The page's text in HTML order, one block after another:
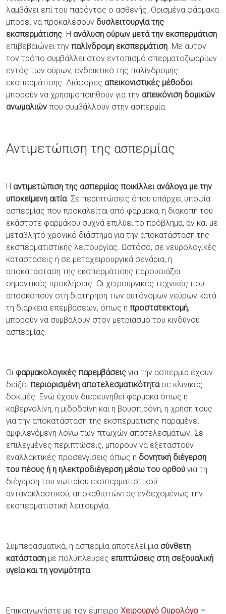
λαμβάνει επί του παρόντος ο ασθενής. Ορισμένα φάρμακα
μπορεί να προκαλέσουν δυσλειτουργία της
εκσπερμάτισης . Η ανάλυση ούρων μετά την εκσπερμάτιση
επιβεβαιώνει την παλίνδρομη εκσπερμάτιση . Με αυτόν
τον τρόπο συμβάλλει στον εντοπισμό σπερματοζωαρίων
εντός των ούρων, ενδεικτικό της παλίνδρομης
εκσπερμάτισης. Διάφορες απεικονιστικές μέθοδοι
μπορούν να χρησιμοποιηθούν για την απεικόνιση δομικών
ανωμαλιών που συμβάλλουν στην ασπερμία.
Αντιμετώπιση της ασπερμίας
Η αντιμετώπιση της ασπερμίας ποικίλλει ανάλογα με την
υποκείμενη αιτία. Σε περιπτώσεις όπου υπάρχει υποψία
ασπερμίας που προκαλείται από φάρμακα, η διακοπή του
εκάστοτε φαρμάκου συχνά επιλύει το πρόβλημα, αν και με
μεταβλητό χρονικό διάστημα για την αποκατάσταση της
εκσπερματιστικής λειτουργίας. Ωστόσο, σε νευρολογικές
καταστάσεις ή σε μεταχειρουργικά σενάρια, η
αποκατάσταση της εκσπερμάτισης παρουσιάζει
σημαντικές προκλήσεις. Οι χειρουργικές τεχνικές που
αποσκοπούν στη διατήρηση των αυτόνομων νεύρων κατά
τη διάρκεια επεμβάσεων, όπως η προστατεκτομή,
μπορούν να συμβάλουν στον μετριασμό του κινδύνου
ασπερμίας.
Οι φαρμακολογικές παρεμβάσεις για την ασπερμία έχουν
δείξει περιορισμένη αποτελεσματικότητασε κλινικές
δοκιμές. Ενώ έχουν διερευνηθεί φάρμακα όπως η
καβεργολίνη, η μιδοδρίνη και η βουσπιρόνη, η χρήση τους
για την αποκατάσταση της εκσπερμάτισης παραμένει
αμφιλεγόμενη λόγω των πτωχών αποτελεσμάτων. Σε
επιλεγμένες περιπτώσεις, μπορούν να εξεταστούν
εναλλακτικές προσεγγίσεις όπως η δονητική διέγερση
του πέους ή η ηλεκτροδιέγερση μέσω του ορθού για τη
διέγερση του νωτιαίου εκσπερματιστικού
αντανακλαστικού, αποκαθιστώντας ενδεχομένως την
εκσπερματιστική λειτουργία.
Συμπερασματικά, η ασπερμία αποτελεί μια σύνθετη
κατάσταση με πολύπλευρες επιπτώσεις στη σεξουαλική
υγεία και τη γονιμότητα.
Επικοινωνήστε με τον έμπειρο Χειρουργό Ουρολόγο –